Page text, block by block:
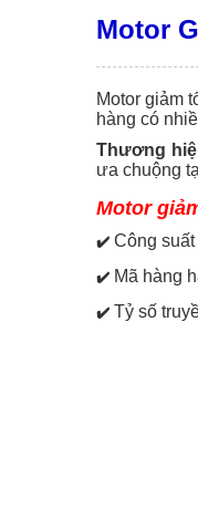
Motor
Motor giảm
hàng có
Thương
ưa chuộng
Motor
✔️ Công
✔️ Mã hàng
✔️ Tỷ số